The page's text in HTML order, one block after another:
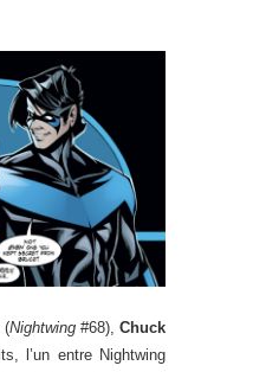
(Nightwing #68), Chuck
l’un entre Nightwing